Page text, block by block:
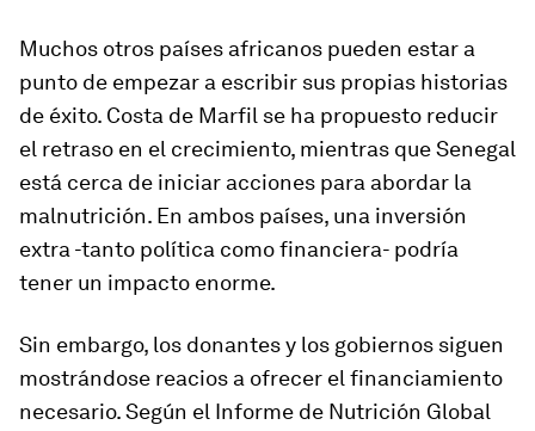
Muchos otros países africanos pueden estar a
punto de empezar a escribir sus propias historias
de éxito. Costa de Marfil se ha propuesto reducir
el retraso en el crecimiento, mientras que Senegal
está cerca de iniciar acciones para abordar la
malnutrición. En ambos países, una inversión
extra -tanto política como financiera- podría
tener un impacto enorme.
Sin embargo, los donantes y los gobiernos siguen
mostrándose reacios a ofrecer el financiamiento
necesario. Según el Informe de Nutrición Global